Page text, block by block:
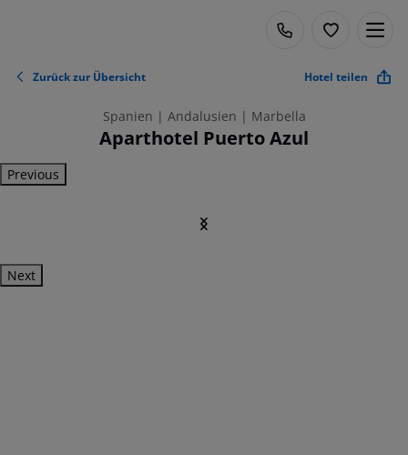
Zurück zur Übersicht Hotel teilen
Spanien | Andalusien | Marbella
Aparthotel Puerto Azul
Previous
Next